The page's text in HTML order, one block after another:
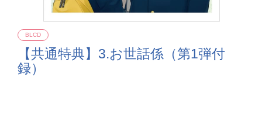
【共通特典】3.お世話係（第1弾付
録）
BLCD